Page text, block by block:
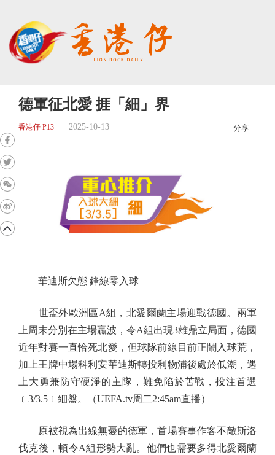
德軍征北愛 捱「細」界
香港仔 P13 2025-10-13 分享
華迪斯欠態 鋒線零入球
世盃外歐洲區A組，北愛爾蘭主場迎戰德國。兩軍
上周末分別在主場贏波，令A組出現3雄鼎立局面，德國
近年對賽一直恰死北愛，但球隊前線目前正鬧入球荒，
加上王牌中場科利安華迪斯轉投利物浦後處於低潮，遇
上大勇兼防守硬淨的主隊，難免陷於苦戰，投注首選
﹝3/3.5﹞細盤。（UEFA.tv周二2:45am直播）
原被視為出線無憂的德軍，首場賽事作客不敵斯洛
伐克後，頓令A組形勢大亂。他們也需要多得北愛爾蘭